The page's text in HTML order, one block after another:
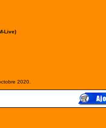
Live)
2020.